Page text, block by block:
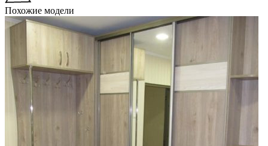
Похожие модели